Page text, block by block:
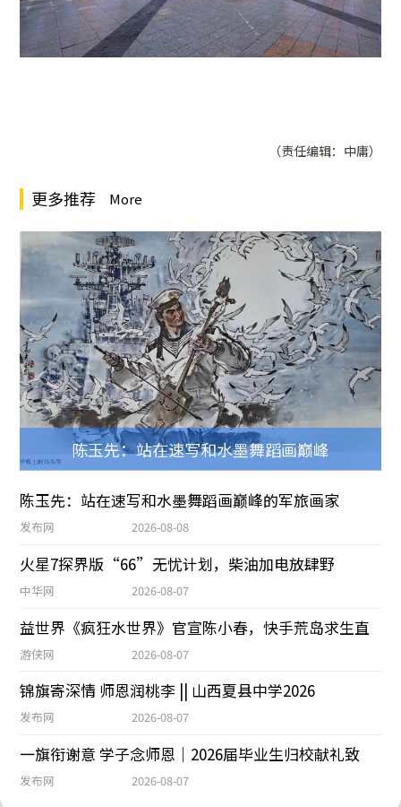
（责任编辑：中庸）
更多推荐 More
陈玉先：站在速写和水墨舞蹈画巅峰
陈玉先：站在速写和水墨舞蹈画巅峰的军旅画家
发布网 2026-08-08
火星7探界版“66”无忧计划，柴油加电放肆野
中华网 2026-08-07
益世界《疯狂水世界》官宣陈小春，快手荒岛求生直
游侠网 2026-08-07
锦旗寄深情 师恩润桃李 || 山西夏县中学2026
发布网 2026-08-07
一旗衔谢意 学子念师恩｜2026届毕业生归校献礼致
发布网 2026-08-07